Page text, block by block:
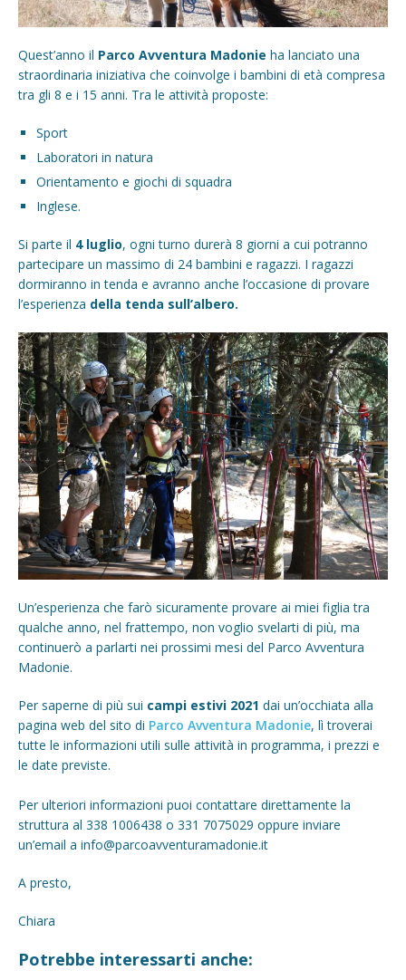
Quest’anno il Parco Avventura Madonie ha lanciato una
straordinaria iniziativa che coinvolge i bambini di età compresa
tra gli 8 e i 15 anni. Tra le attività proposte:
Sport
Laboratori in natura
Orientamento e giochi di squadra
Inglese.
Si parte il 4 luglio, ogni turno durerà 8 giorni a cui potranno
partecipare un massimo di 24 bambini e ragazzi. I ragazzi
dormiranno in tenda e avranno anche l’occasione di provare
l’esperienza della tenda sull’albero.
Un’esperienza che farò sicuramente provare ai miei figlia tra
qualche anno, nel frattempo, non voglio svelarti di più, ma
continuerò a parlarti nei prossimi mesi del Parco Avventura
Madonie.
Per saperne di più sui campi estivi 2021 dai un’occhiata alla
pagina web del sito di Parco Avventura Madonie, lì troverai
tutte le informazioni utili sulle attività in programma, i prezzi e
le date previste.
Per ulteriori informazioni puoi contattare direttamente la
struttura al 338 1006438 o 331 7075029 oppure inviare
un’email a info@parcoavventuramadonie.it
A presto,
Chiara
Potrebbe interessarti anche: